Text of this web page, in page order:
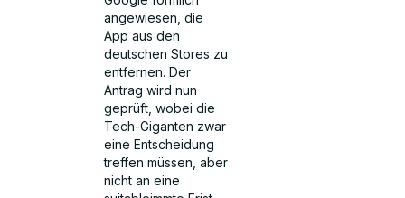
angewiesen, die
App aus den
deutschen Stores zu
entfernen. Der
Antrag wird nun
geprüft, wobei die
Tech-Giganten zwar
eine Entscheidung
treffen müssen, aber
nicht an eine